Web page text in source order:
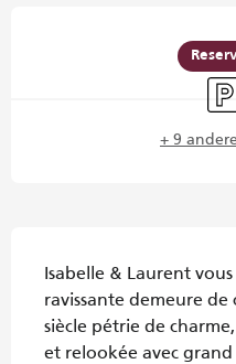
+ 9
Isabelle & Laurent
ravissante demeure
siècle pétrie de
et relookée avec grand